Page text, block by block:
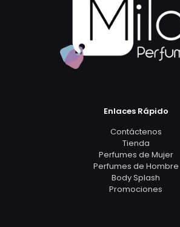
Enlaces Rápido
Contáctenos
Tienda
Perfumes de Mujer
Perfumes de Hombre
Body Splash
Promociones